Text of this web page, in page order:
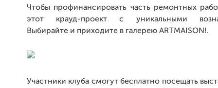
Чтобы профинансировать часть ремонтных
этот крауд-проект с уникальными
Выбирайте и приходите в галерею ARTMAISON!.
Участники клуба смогут бесплатно посещать